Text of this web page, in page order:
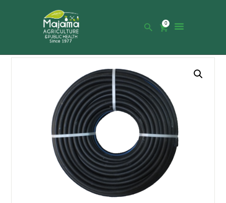
0
HOME
SHOP
CATALOGUE
ABOUT US
NEWS
CONTACTS